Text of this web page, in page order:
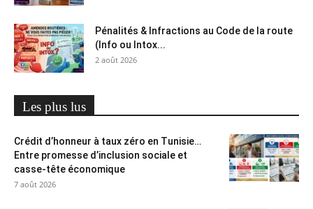
Pénalités & Infractions au Code de la route
(Info ou Intox...
2 août 2026
Les plus lus
Crédit d’honneur à taux zéro en Tunisie…
Entre promesse d’inclusion sociale et
casse-tête économique
7 août 2026